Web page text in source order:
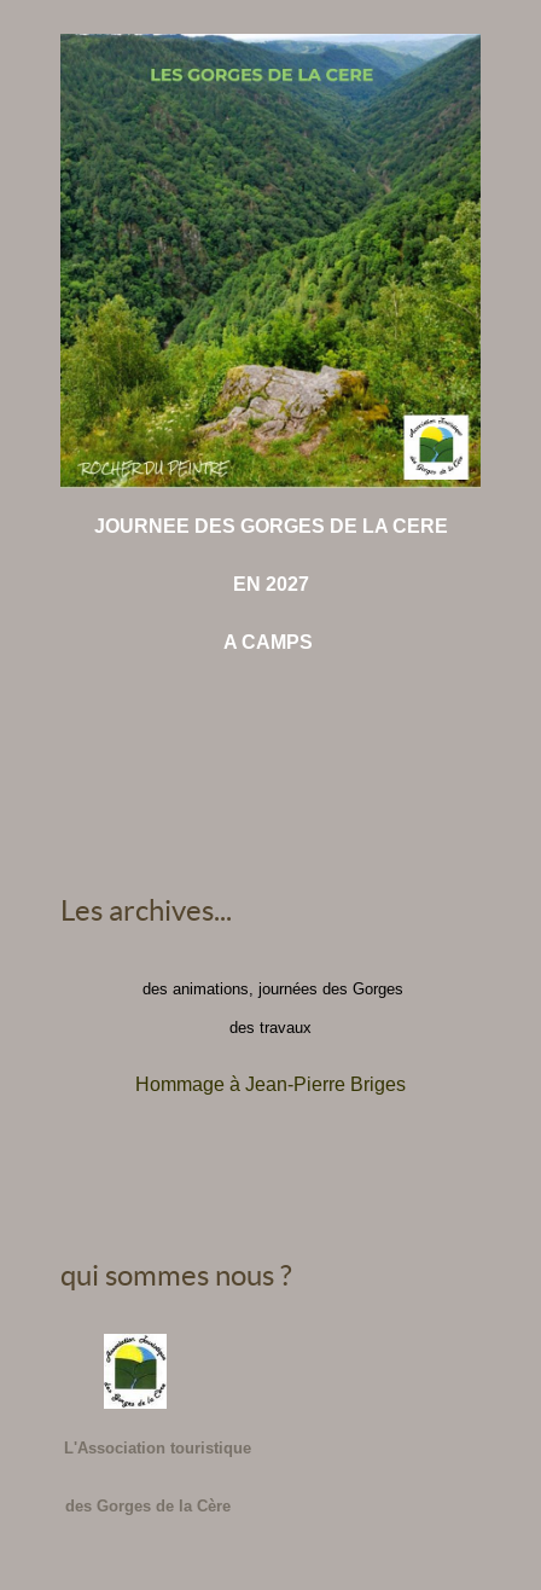
JOURNEE DES GORGES DE LA CERE
EN 2027
A CAMPS
Les archives...
des animations, journées des Gorges
des travaux
Hommage à Jean-Pierre Briges
qui sommes nous ?
L'Association touristique
des Gorges de la Cère